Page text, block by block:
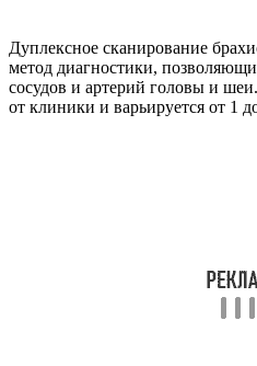
Дуплексное сканирование
метод диагностики,
сосудов и артерий головы и
от клиники и варьируется от 1